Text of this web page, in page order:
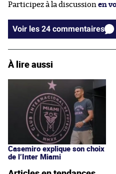
Participez à la discussion en
Voir les 24 commentaires
À lire aussi
Casemiro explique son choix
de l’Inter Miami